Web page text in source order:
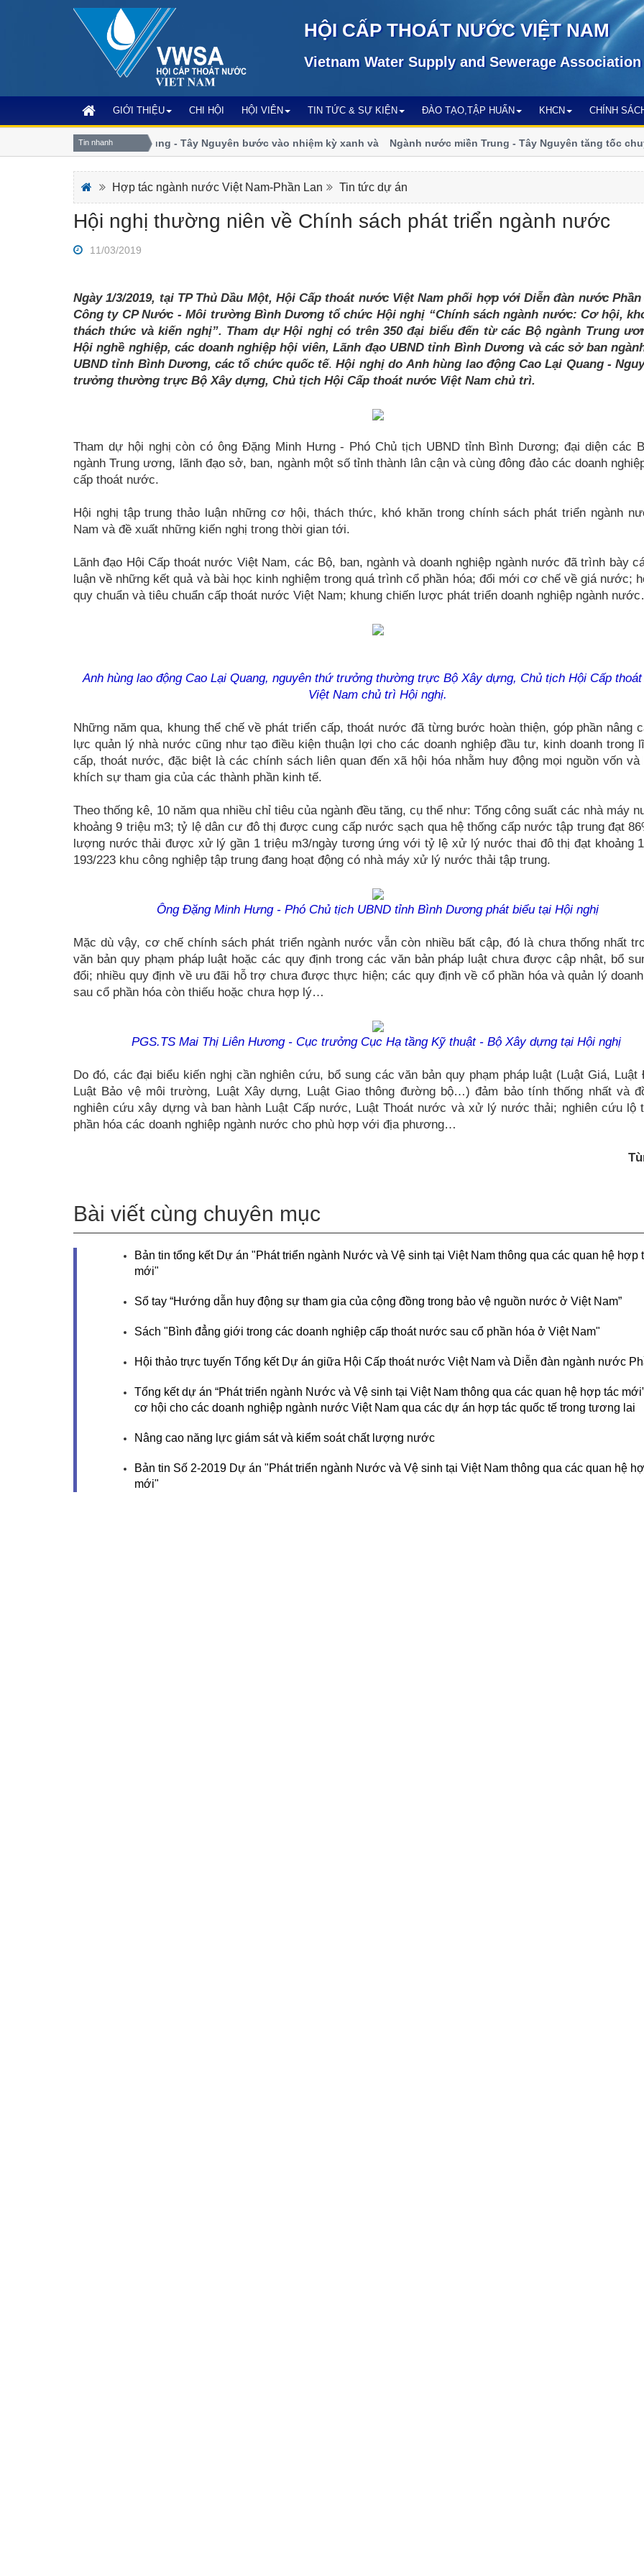
HỘI CẤP THOÁT NƯỚC VIỆT NAM
Vietnam Water Supply and Sewerage Association
GIỚI THIỆU CHI HỘI HỘI VIÊN TIN TỨC & SỰ KIỆN ĐÀO TẠO,TẬP HUẤN KHCN CHÍNH
Tin nhanh
Cấp Thoát nước miền Trung - Tây Nguyên bước vào nhiệm kỳ xanh và
Ngành nước miền Trung - Tây Nguyên tăng tốc
đổi khí hậu
Hợp tác ngành nước Việt Nam-Phần Lan Tin tức dự án
Hội nghị thường niên về Chính sách phát triển ngành nước
11/03/2019
Ngày 1/3/2019, tại TP Thủ Dầu Một, Hội Cấp thoát nước Việt Nam phối hợp với Diễn đàn nước Phần
Công ty CP Nước - Môi trường Bình Dương tổ chức Hội nghị “Chính sách ngành nước: Cơ hội,
thách thức và kiến nghị”. Tham dự Hội nghị có trên 350 đại biểu đến từ các Bộ ngành Trung
Hội nghề nghiệp, các doanh nghiệp hội viên, Lãnh đạo UBND tỉnh Bình Dương và các sở ban
UBND tỉnh Bình Dương, các tổ chức quốc tế.Hội nghị do Anh hùng lao động Cao Lại Quang -
trưởng thường trực Bộ Xây dựng, Chủ tịch Hội Cấp thoát nước Việt Nam chủ trì.
Tham dự hội nghị còn có ông Đặng Minh Hưng - Phó Chủ tịch UBND tỉnh Bình Dương; đại diện các
ngành Trung ương, lãnh đạo sở, ban, ngành một số tỉnh thành lân cận và cùng đông đảo các doanh
cấp thoát nước.
Hội nghị tập trung thảo luận những cơ hội, thách thức, khó khăn trong chính sách phát triển ngành
Nam và đề xuất những kiến nghị trong thời gian tới.
Lãnh đạo Hội Cấp thoát nước Việt Nam, các Bộ, ban, ngành và doanh nghiệp ngành nước đã trình bày
luận về những kết quả và bài học kinh nghiệm trong quá trình cổ phần hóa; đổi mới cơ chế về giá nước;
quy chuẩn và tiêu chuẩn cấp thoát nước Việt Nam; khung chiến lược phát triển doanh nghiệp ngành
Anh hùng lao động Cao Lại Quang, nguyên thứ trưởng thường trực Bộ Xây dựng, Chủ tịch Hội Cấp
Việt Nam chủ trì Hội nghị.
Những năm qua, khung thể chế về phát triển cấp, thoát nước đã từng bước hoàn thiện, góp phần nâng
lực quản lý nhà nước cũng như tạo điều kiện thuận lợi cho các doanh nghiệp đầu tư, kinh doanh trong
cấp, thoát nước, đặc biệt là các chính sách liên quan đến xã hội hóa nhằm huy động mọi nguồn vốn và
khích sự tham gia của các thành phần kinh tế.
Theo thống kê, 10 năm qua nhiều chỉ tiêu của ngành đều tăng, cụ thể như: Tổng công suất các nhà máy
khoảng 9 triệu m3; tỷ lệ dân cư đô thị được cung cấp nước sạch qua hệ thống cấp nước tập trung đạt
lượng nước thải được xử lý gần 1 triệu m3/ngày tương ứng với tỷ lệ xử lý nước thai đô thị đạt khoảng
193/223 khu công nghiệp tập trung đang hoạt động có nhà máy xử lý nước thải tập trung.
Ông Đặng Minh Hưng - Phó Chủ tịch UBND tỉnh Bình Dương phát biểu tại Hội nghị
Mặc dù vậy, cơ chế chính sách phát triển ngành nước vẫn còn nhiều bất cập, đó là chưa thống nhất
văn bản quy phạm pháp luật hoặc các quy định trong các văn bản pháp luật chưa được cập nhật, bổ
đổi; nhiều quy định về ưu đãi hỗ trợ chưa được thực hiện; các quy định về cổ phần hóa và quản lý
sau cổ phần hóa còn thiếu hoặc chưa hợp lý…
PGS.TS Mai Thị Liên Hương - Cục trưởng Cục Hạ tầng Kỹ thuật - Bộ Xây dựng tại Hội nghị
Do đó, các đại biểu kiến nghị cần nghiên cứu, bổ sung các văn bản quy phạm pháp luật (Luật Giá, Luật
Luật Bảo vệ môi trường, Luật Xây dựng, Luật Giao thông đường bộ…) đảm bảo tính thống nhất và
nghiên cứu xây dựng và ban hành Luật Cấp nước, Luật Thoát nước và xử lý nước thải; nghiên cứu lộ
phần hóa các doanh nghiệp ngành nước cho phù hợp với địa phương…
Bài viết cùng chuyên mục
Bản tin tổng kết Dự án "Phát triển ngành Nước và Vệ sinh tại Việt Nam thông qua các quan hệ hợp
mới"
Sổ tay “Hướng dẫn huy động sự tham gia của cộng đồng trong bảo vệ nguồn nước ở Việt Nam”
Sách "Bình đẳng giới trong các doanh nghiệp cấp thoát nước sau cổ phần hóa ở Việt Nam"
Hội thảo trực tuyến Tổng kết Dự án giữa Hội Cấp thoát nước Việt Nam và Diễn đàn ngành nước
Tổng kết dự án “Phát triển ngành Nước và Vệ sinh tại Việt Nam thông qua các quan hệ hợp tác
cơ hội cho các doanh nghiệp ngành nước Việt Nam qua các dự án hợp tác quốc tế trong tương lai
Nâng cao năng lực giám sát và kiểm soát chất lượng nước
Bản tin Số 2-2019 Dự án "Phát triển ngành Nước và Vệ sinh tại Việt Nam thông qua các quan hệ
mới"